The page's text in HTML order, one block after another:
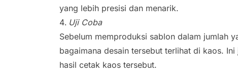
yang lebih presisi dan menarik.
Uji Coba
Sebelum memproduksi sablon dalam jumlah
bagaimana desain tersebut terlihat di kaos.
hasil cetak kaos tersebut.